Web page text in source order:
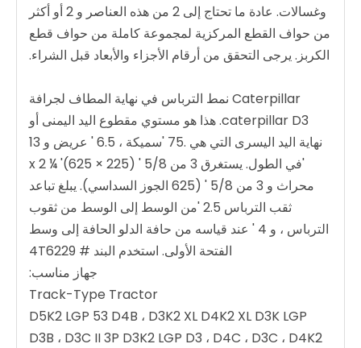
وغسالات. عادة ما تحتاج إلى 2 من هذه العناصر و 2 أو أكثر
من حواف القطع المركزية لمجموعة كاملة من حواف قطع
الكربز. يرجى التحقق من أرقام الأجزاء والأبعاد قبل الشراء.
Caterpillar نمط الترباس في نهاية المطاف لجرافة
caterpillar D3. هذا هو مستوي مقطوع اليد اليمنى أو
نهاية اليد اليسرى التي هي .75 'سميكة ، 6.5 ' عريض و 13
'في الطول. يستغرق 3 من 5/8 ' x 2 ¼ '(625 × 225)
محراث و 3 من 5/8 ' (625 الجوز السداسي). يبلغ تباعد
ثقب الترباس 2.5 'من الوسط إلى الوسط من ثقوب
الترباس ، و 4 ' عند قياسه من حافة الدلو الحافة إلى وسط
الفتحة الأولى. استخدم البند # 4T6229
جهاز مناسب:
Track-Type Tractor
D5K2 LGP 53 D4B ، D3K2 XL D4K2 XL D3K LGP
D3B ، D3C II 3P D3K2 LGP D3 ، D4C ، D3C ، D4K2